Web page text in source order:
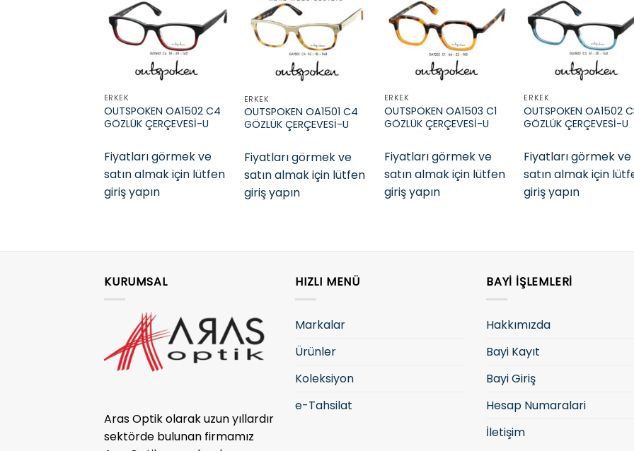
Add to
ERKEK
OUTSPOKEN OA1502 C4
GÖZLÜK ÇERÇEVESİ-U
Fiyatları görmek ve
satın almak için lütfen
giriş yapın
Add to
ERKEK
OUTSPOKEN OA1501 C4
GÖZLÜK ÇERÇEVESİ-U
Fiyatları görmek ve
satın almak için lütfen
giriş yapın
Add to
ERKEK
OUTSPOKEN OA1503 C1
GÖZLÜK ÇERÇEVESİ-U
Fiyatları görmek ve
satın almak için lütfen
giriş yapın
Add
ERKEK
OUTSPOKEN OA1502
GÖZLÜK ÇERÇEVESİ-U
Fiyatları görmek ve
satın almak için
giriş yapın
KURUMSAL
Aras Optik olarak uzun yıllardır
sektörde bulunan firmamız
HIZLI MENÜ
Markalar
Ürünler
Koleksiyon
e-Tahsilat
BAYI İŞLEMLERI
Hakkımızda
Bayi Kayıt
Bayi Giriş
Hesap Numaralari
İletişim